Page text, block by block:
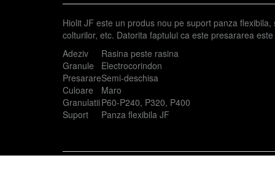
Hiolit JF este un produs nou pe suport panza
colturilor, etc. Datorita faptului ca este presararea
Adeziv
Rasina peste rasina
Granule
Electrocorindon
PresarareSemi-deschisa
Culoare
Maro
GranulatiiP60-P240, P320, P400
Suport
Panza flexibila JF